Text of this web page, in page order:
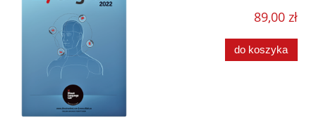
89,00 zł
do koszyka